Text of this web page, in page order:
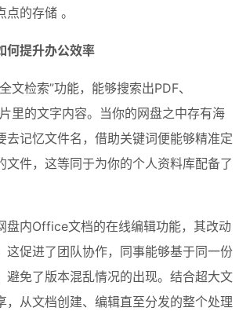
的存储 。
何提升办公效率
文检索”功能，能够搜索出PDF、
里的文字内容。当你的网盘之中存有海
去记忆文件名，借助关键词便能够精准定
文件，这等同于为你的个人资料库配备了
盘内Office文档的在线编辑功能，其改动
这促进了团队协作，同事能够基于同一份
避免了版本混乱情况的出现。结合超大文
，从文档创建、编辑直至分发的整个处理